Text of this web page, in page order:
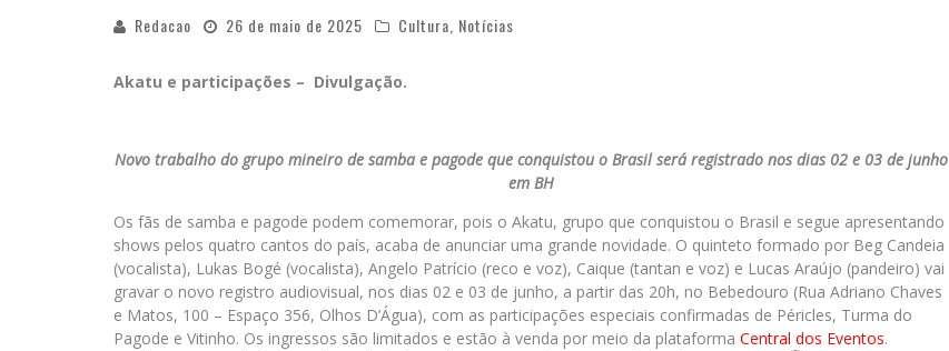
Redacao 26 de maio de 2025 Cultura Notícias
Akatu e participações – Divulgação.
Novo trabalho do grupo mineiro de samba e pagode que conquistou o Brasil será registrado nos dias 02 e 03 de junho
em BH
Os fãs de samba e pagode podem comemorar, pois o Akatu, grupo que conquistou o Brasil e segue apresentando
shows pelos quatro cantos do país, acaba de anunciar uma grande novidade. O quinteto formado por Beg Candeia
(vocalista), Lukas Bogé (vocalista), Angelo Patrício (reco e voz), Caique (tantan e voz) e Lucas Araújo (pandeiro) vai
gravar o novo registro audiovisual, nos dias 02 e 03 de junho, a partir das 20h, no Bebedouro (Rua Adriano Chaves
e Matos, 100 – Espaço 356, Olhos D’Água), com as participações especiais confirmadas de Péricles, Turma do
Pagode e Vitinho. Os ingressos são limitados e estão à venda por meio da plataforma Central dos Eventos.